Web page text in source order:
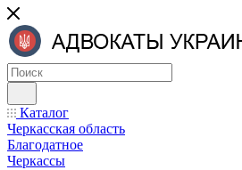
Каталог
Черкасская область
Благодатное
Черкассы